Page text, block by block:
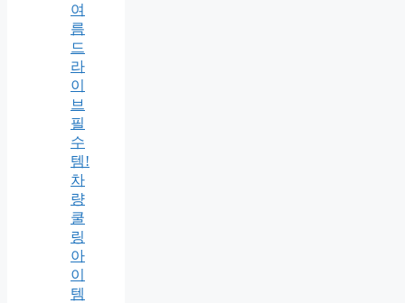
여
름
드
라
이
브
필
수
템!
차
량
쿨
링
아
이
템